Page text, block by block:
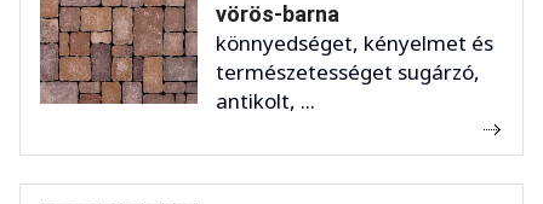
vörös-barna
könnyedséget, kényelmet és
természetességet sugárzó,
antikolt, ...